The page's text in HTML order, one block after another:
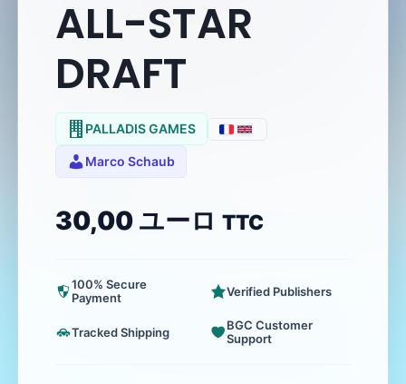
ALL-STAR
DRAFT
PALLADIS GAMES
Marco Schaub
30,00 ユーロ TTC
100% Secure
Payment
Verified Publishers
Tracked Shipping
BGC Customer
Support